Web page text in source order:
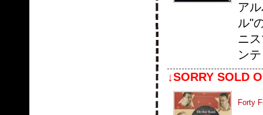
ア
ル"
ニ
ン
↓SORRY SOLD
Forty